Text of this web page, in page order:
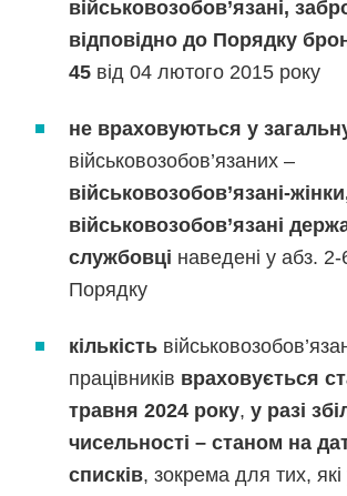
військовозобов’язані,
відповідно до Порядку
45 від 04 лютого 2015 року
не враховуються у
військовозобов’язаних –
військовозобов’язані-
військовозобов’язані
службовці наведені у абз.
Порядку
кількість
працівників враховується
травня 2024 року,у разі
чисельності – станом на
списків, зокрема для тих, які